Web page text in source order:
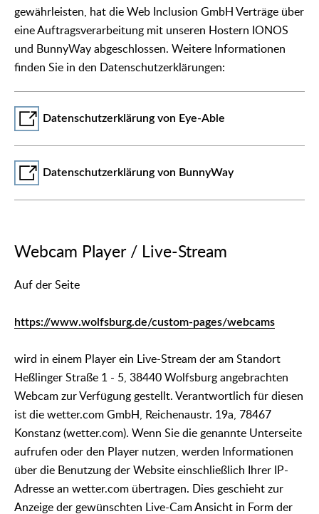
gewährleisten, hat die Web Inclusion GmbH Verträge über
eine Auftragsverarbeitung mit unseren Hostern IONOS
und BunnyWay abgeschlossen. Weitere Informationen
finden Sie in den Datenschutzerklärungen:
Datenschutzerklärung von Eye-Able
Datenschutzerklärung von BunnyWay
Webcam Player / Live-Stream
Auf der Seite
https://www.wolfsburg.de/custom-pages/webcams
wird in einem Player ein Live-Stream der am Standort
Heßlinger Straße 1 - 5, 38440 Wolfsburg angebrachten
Webcam zur Verfügung gestellt. Verantwortlich für diesen
ist die wetter.com GmbH, Reichenaustr. 19a, 78467
Konstanz (wetter.com). Wenn Sie die genannte Unterseite
aufrufen oder den Player nutzen, werden Informationen
über die Benutzung der Website einschließlich Ihrer IP-
Adresse an wetter.com übertragen. Dies geschieht zur
Anzeige der gewünschten Live-Cam Ansicht in Form der